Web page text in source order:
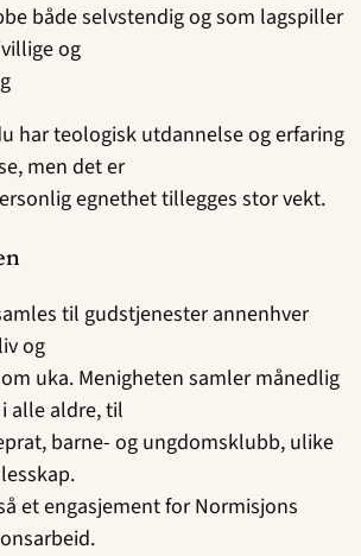
både selvstendig og som lagspiller
og
har teologisk utdannelse og erfaring
men det er
egnethet tillegges stor vekt.
til gudstjenester annenhver
og
uka. Menigheten samler månedlig
alle aldre, til
barne- og ungdomsklubb, ulike
et engasjement for Normisjons